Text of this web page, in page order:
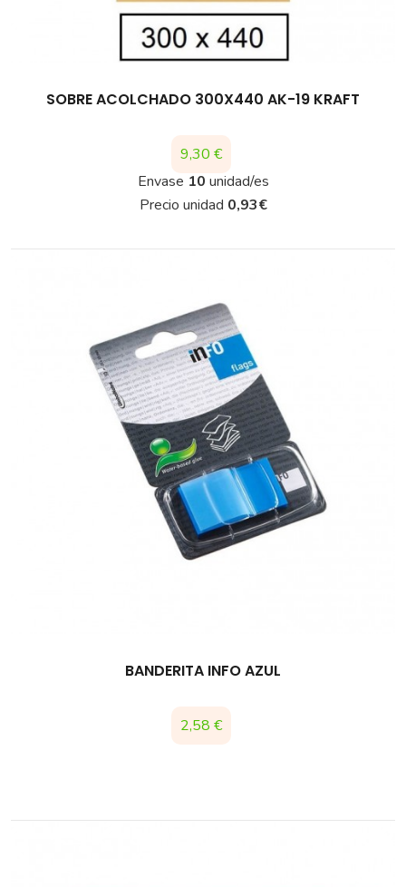
SOBRE ACOLCHADO 300X440 AK-19 KRAFT
Precio
9,30 €
Envase 10 unidad/es
Precio unidad 0,93€
BANDERITA INFO AZUL
Precio
2,58 €